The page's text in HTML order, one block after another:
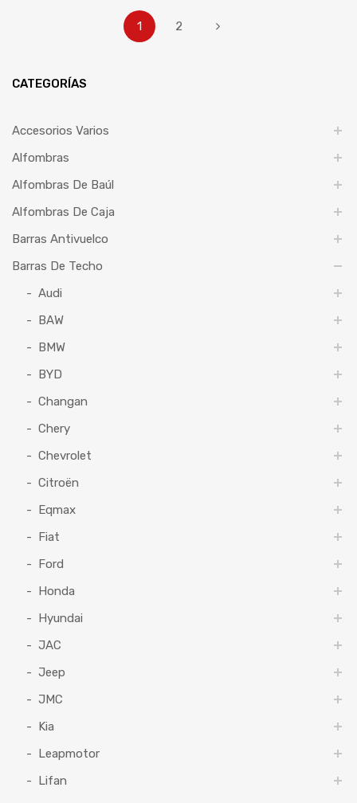
1 2
CATEGORÍAS
Accesorios Varios
Alfombras
Alfombras De Baúl
Alfombras De Caja
Barras Antivuelco
Barras De Techo
Audi
BAW
BMW
BYD
Changan
Chery
Chevrolet
Citroën
Eqmax
Fiat
Ford
Honda
Hyundai
JAC
Jeep
JMC
Kia
Leapmotor
Lifan